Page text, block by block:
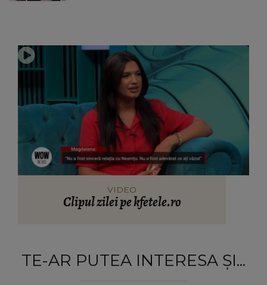
VIDEO
Clipul zilei pe kfetele.ro
TE-AR PUTEA INTERESA ȘI...